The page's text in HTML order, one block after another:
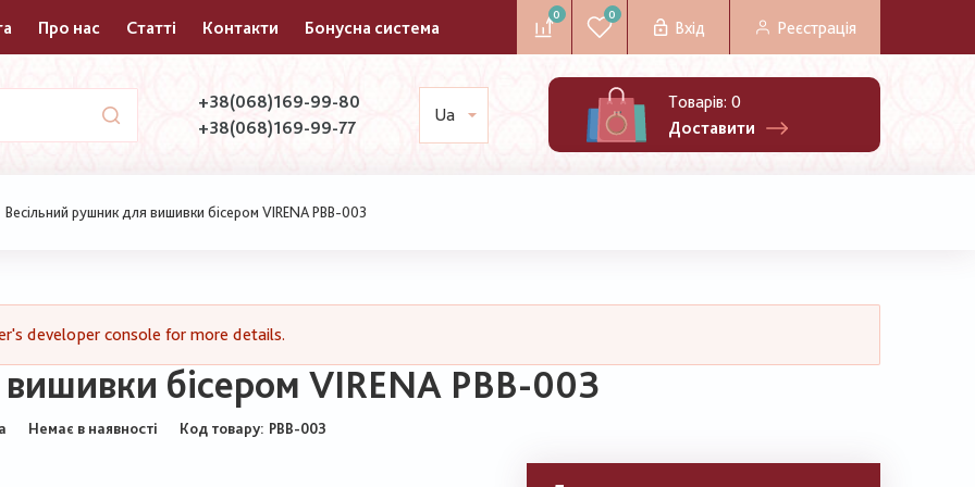
Про нас Статті Контакти Бонусна система
0 0
Вхід Реєстрація
+38(068)169-99-80
+38(068)169-99-77
Ua
Товарів: 0
Доставити
Весільний рушник для вишивки бісером VIRENA РВВ-003
developer console for more details.
бісером VIRENA РВВ-003
Немає в наявності Код товару РВВ-003